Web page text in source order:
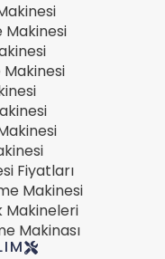
Makinesi
Fiyatları
Makinesi
Makineleri
Makinası